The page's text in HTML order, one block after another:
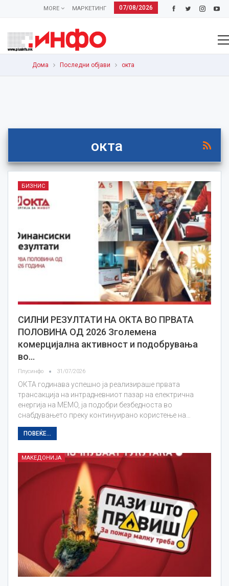
07/08/2026
МАРКЕТИНГ
MORE
Дома Последни објави окта
окта
БИЗНИС
СИЛНИ РЕЗУЛТАТИ НА ОКТА ВО ПРВАТА
ПОЛОВИНА ОД 2026 Зголемена
комерцијална активност и подобрувања
во…
Плусинфо 31/07/2026
ОКТА годинава успешно ја реализираше првата
трансакција на интрадневниот пазар на електрична
енергија на MEMO, ја подобри безбедноста во
снабдувањето преку континуирано користење на…
ПОВЕЌЕ...
МАКЕДОНИЈА